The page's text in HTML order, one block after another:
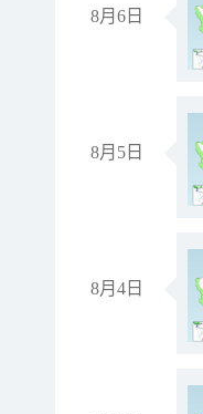
8月6日
8月5日
8月4日